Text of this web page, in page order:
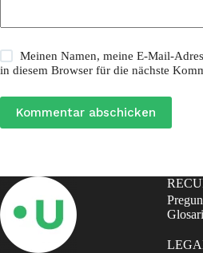
Meinen Namen, meine E-Mail-
in diesem Browser für die nächste
Kommentar abschicken